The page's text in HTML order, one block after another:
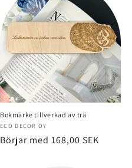
Bokmärke tillverkad av trä
Säljare:
ECO DECOR OY
Normalt
Börjar med 168,00 SEK